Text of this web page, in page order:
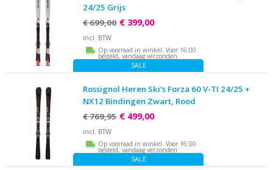
24/25 Grijs
€ 699,00 € 399,00
incl. BTW
Op voorraad in winkel. Voor 16:00
besteld, vandaag verzonden
SALE
Rossignol Heren Ski's Forza 60 V-TI 24/25 +
NX12 Bindingen Zwart, Rood
€ 769,95 € 499,00
incl. BTW
Op voorraad in winkel. Voor 16:00
besteld, vandaag verzonden
SALE